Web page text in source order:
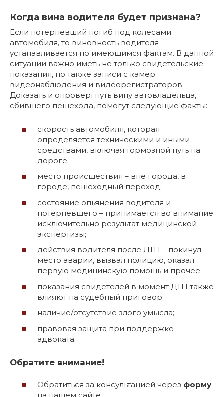
Когда вина водителя будет признана?
Если потерпевший погиб под колесами
автомобиля, то виновность водителя
устанавливается по имеющимся фактам. В данной
ситуации важно иметь не только свидетельские
показания, но также записи с камер
видеонаблюдения и видеорегистраторов.
Доказать и опровергнуть вину автовладельца,
сбившего пешехода, помогут следующие факты:
скорость автомобиля, которая
определяется техническими и иными
средствами, включая тормозной путь на
дороге;
место происшествия – вне города, в
городе, пешеходный переход;
состояние опьянения водителя и
потерпевшего – принимается во внимание
исключительно результат медицинской
экспертизы;
действия водителя после ДТП – покинул
место аварии, вызвал полицию, оказал
первую медицинскую помощь и прочее;
показания свидетелей в момент ДТП также
влияют на судебный приговор;
наличие/отсутствие злого умысла;
правовая защита при поддержке
адвоката.
Обратите внимание!
Обратиться за консультацией через форму